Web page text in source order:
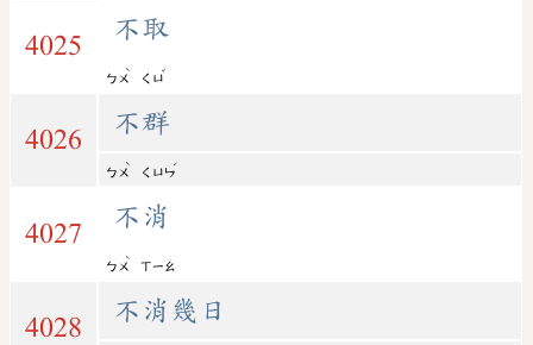
4025
不取
ㄅㄨ
ˋ
ㄑㄩ
ˇ
4026
不群
ㄅㄨ
ˋ
ㄑㄩㄣ
ˊ
4027
不消
ㄅㄨ
ˋ
ㄒㄧㄠ
4028
不消幾日